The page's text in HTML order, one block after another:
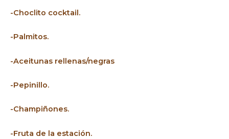
-Choclito cocktail.
-Palmitos.
-Aceitunas rellenas/negras
-Pepinillo.
-Champiñones.
-Fruta de la estación.